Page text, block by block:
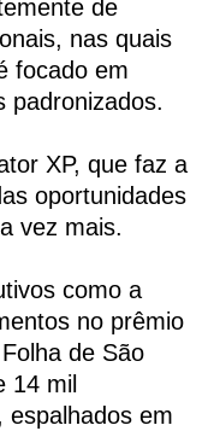
de
nas quais
focado em
padronizados.
XP, que faz a
oportunidades
vez mais.
como a
no prêmio
de São
14 mil
espalhados em